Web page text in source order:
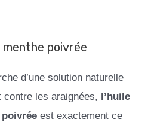
poivrée
d’une solution naturelle
les araignées, l’huile
est exactement ce